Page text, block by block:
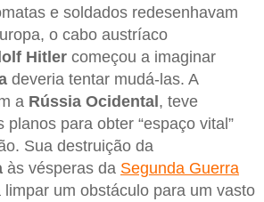
e soldados redesenhavam
o cabo austríaco
Hitler começou a imaginar
deveria tentar mudá-las. A
a Rússia Ocidental, teve
planos para obter “espaço vital”
Sua destruição da
às vésperas da Segunda Guerra
limpar um obstáculo para um vasto